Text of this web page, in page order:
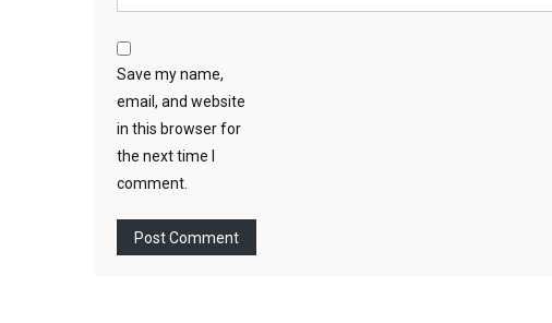
Save my name,
email, and website
in this browser for
the next time I
comment.